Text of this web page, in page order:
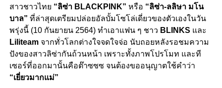
สาวชาวไทย “ลิซ่า BLACKPINK” หรือ “ลิซ่า-ลลิษา มโน
บาล” ที่ล่าสุดเตรียมปล่อยอัลบั้มโซโล่เดี่ยวของตัวเองในวัน
พรุ่งนี้ (10 กันยายน 2564) ทำเอาแฟน ๆ ชาว BLINKS และ
Liliteamจากทั่วโลกต่างใจจดใจจ่อ นับถอยหลังรอชมความ
ปังของสาวลิซ่ากันถ้วนหน้า เพราะทั้งภาพโปรโมท และที
เซอร์ที่ออกมานั้นคือต๊าซซซ จนต้องขออนุญาตใช้คำว่า
“เยี่ยวมากแม่”